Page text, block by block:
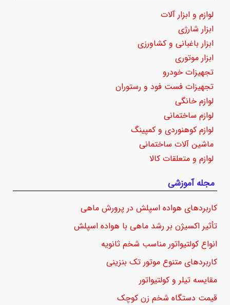
لوازم و ابزار آلات
ابزار شارژی
ابزار باغبانی و کشاورزی
ابزار موتوری
تجهیزات خودرو
تجهیزات فست فود و رستوران
لوازم خانگی
لوازم ساختمانی
لوازم کوهنوردی و کمپینگ
ماشین آلات ساختمانی
لوازم و متعلقات کالا
مجله آموزشی
کاربردهای هواده اسپلش در پرورش ماهی
تأثیر اکسیژن بر رشد ماهی با هواده اسپلش
انواع کولتیواتور مناسب شخم ثانویه
کاربردهای متنوع موتور تک بنزینی
مقایسه تیلر و کولتیواتور
قیمت دستگاه شخم زن کوچک